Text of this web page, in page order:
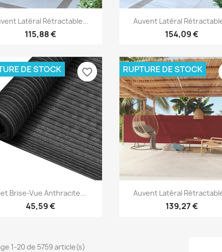
Aperçu rapide
Latéral Rétractable...
115,88 €
Aperçu rapide
Auvent Latéral
154,09 €
Aperçu rapide
Brise-Vue Anthracite...
45,59 €
DE STOCK favorite_border
Aperçu rapide
Auvent Latéral
139,27 €
RUPTURE DE STOCK
1-20 de 5759 article(s)